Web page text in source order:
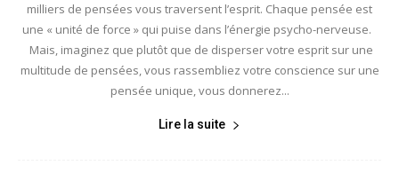
milliers de pensées vous traversent l’esprit. Chaque pensée est
une « unité de force » qui puise dans l’énergie psycho-nerveuse.
Mais, imaginez que plutôt que de disperser votre esprit sur une
multitude de pensées, vous rassembliez votre conscience sur une
pensée unique, vous donnerez...
Lire la suite